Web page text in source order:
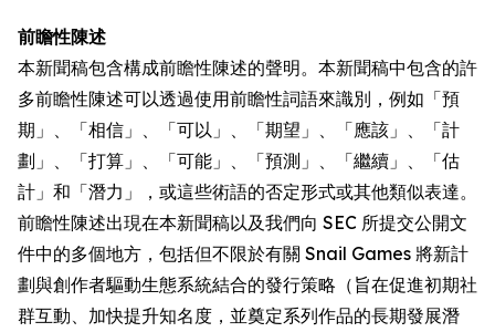
前瞻性陳述
本新聞稿包含構成前瞻性陳述的聲明。本新聞稿中包含的許
多前瞻性陳述可以透過使用前瞻性詞語來識別，例如「預
期」、「相信」、「可以」、「期望」、「應該」、「計
劃」、「打算」、「可能」、「預測」、「繼續」、「估
計」和「潛力」，或這些術語的否定形式或其他類似表達。
前瞻性陳述出現在本新聞稿以及我們向 SEC 所提交公開文
件中的多個地方，包括但不限於有關 Snail Games 將新計
劃與創作者驅動生態系統結合的發行策略（旨在促進初期社
群互動、加快提升知名度，並奠定系列作品的長期發展潛